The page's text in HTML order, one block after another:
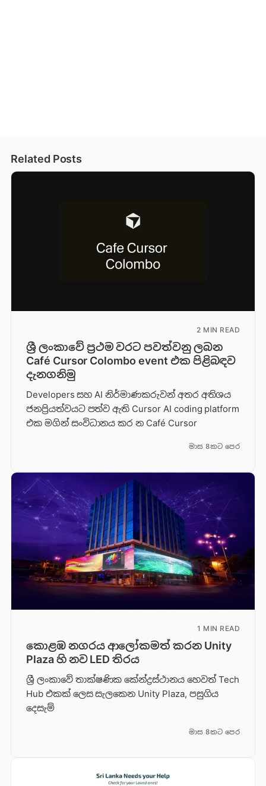
Related Posts
2 MIN READ
ශ්‍රී ලංකාවේ ප්‍රථම වරට පවත්වනු ලබන
Café Cursor Colombo event එක පිළිබඳව
දැනගනිමු
Developers සහ AI නිර්මාණකරුවන් අතර අතිශය
ජනප්‍රියත්වයට පත්ව ඇති Cursor AI coding platform
එක මගින් සංවිධානය කර න Café Cursor
මාස 8කට පෙර
1 MIN READ
කොළඹ නගරය ආලෝකමත් කරන Unity
Plaza හි නව LED තිරය
ශ්‍රී ලංකාවේ තාක්ෂණික කේන්ද්‍රස්ථානය හෙවත් Tech
Hub එකක් ලෙස සැලකෙන Unity Plaza, පසුගිය
දෙසැම්
මාස 8කට පෙර